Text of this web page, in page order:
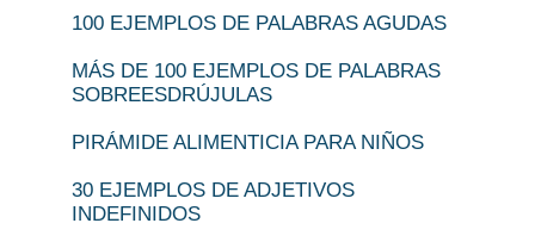
100 EJEMPLOS DE PALABRAS AGUDAS
MÁS DE 100 EJEMPLOS DE PALABRAS
SOBREESDRÚJULAS
PIRÁMIDE ALIMENTICIA PARA NIÑOS
30 EJEMPLOS DE ADJETIVOS
INDEFINIDOS